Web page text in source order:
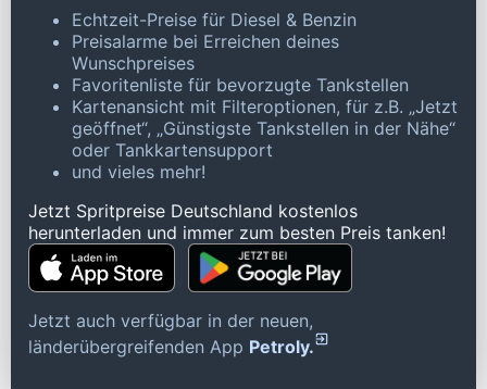
Echtzeit-Preise für Diesel & Benzin
Preisalarme bei Erreichen deines
Wunschpreises
Favoritenliste für bevorzugte Tankstellen
Kartenansicht mit Filteroptionen, für z.B. „Jetzt
geöffnet“, „Günstigste Tankstellen in der Nähe“
oder Tankkartensupport
und vieles mehr!
Jetzt Spritpreise Deutschland kostenlos
herunterladen und immer zum besten Preis tanken!
Jetzt auch verfügbar in der neuen,
länderübergreifenden App Petroly.